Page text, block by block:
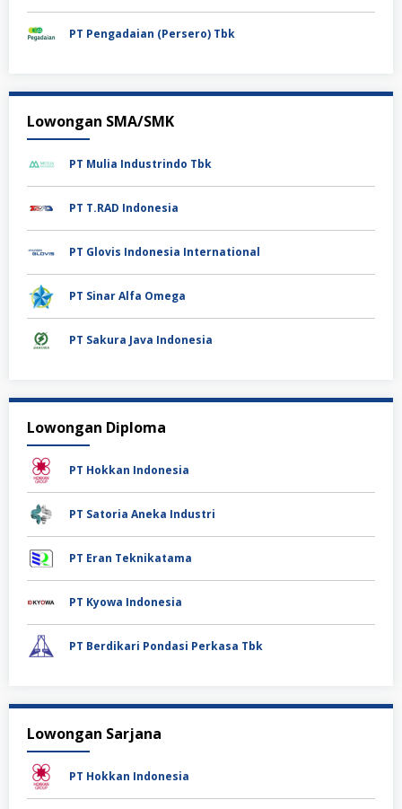
PT Pengadaian (Persero) Tbk
Lowongan SMA/SMK
PT Mulia Industrindo Tbk
PT T.RAD Indonesia
PT Glovis Indonesia International
PT Sinar Alfa Omega
PT Sakura Java Indonesia
Lowongan Diploma
PT Hokkan Indonesia
PT Satoria Aneka Industri
PT Eran Teknikatama
PT Kyowa Indonesia
PT Berdikari Pondasi Perkasa Tbk
Lowongan Sarjana
PT Hokkan Indonesia